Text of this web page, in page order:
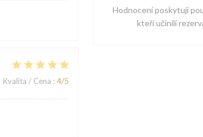
Kvalita / Cena : 4/5
Hodnocení poskytují
kteří učinili